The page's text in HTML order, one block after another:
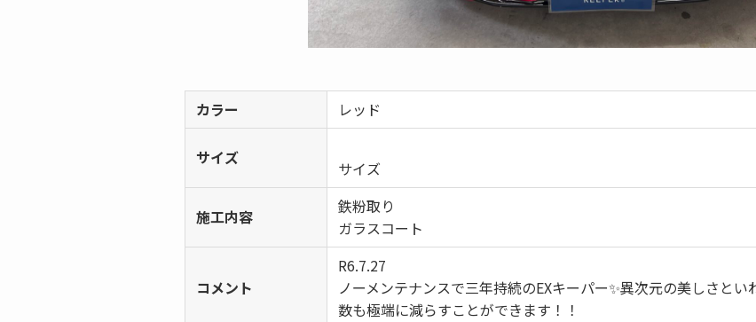
カラー レッド
サイズ
サイズ
施工内容
鉄粉取り
ガラスコート
コメント
R6.7.27
ノーメンテナンスで三年持続のEXキーパー✨異次元の美しさと
数も極端に減らすことができます！！